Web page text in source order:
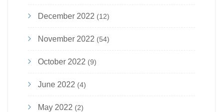
December 2022 (12)
November 2022 (54)
October 2022 (9)
June 2022 (4)
May 2022 (2)